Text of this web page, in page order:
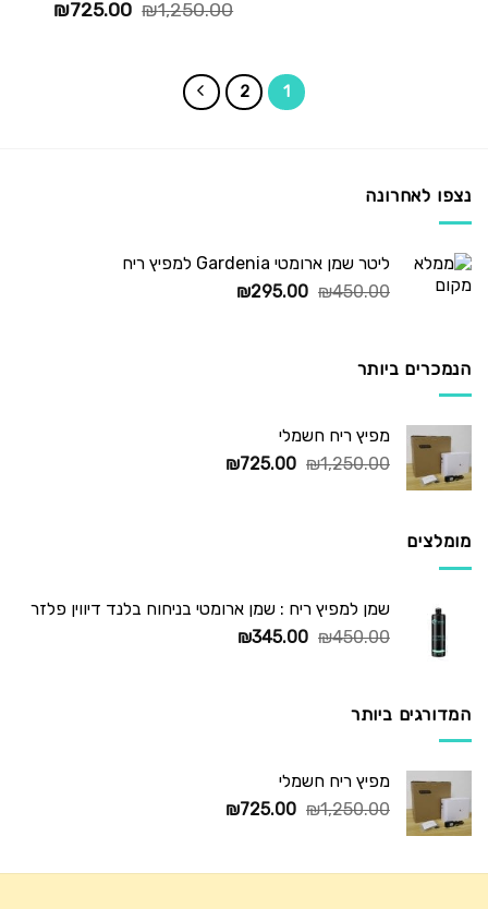
₪1,250.00
המחיר
₪725.00
1
2
נצפו לאחרונה
ליטר שמן ארומטי Gardenia למפיץ ריח
₪450.00
המחיר
₪295.00
המחיר
הנמכרים ביותר
מפיץ ריח חשמלי
₪1,250.00
המחיר
₪725.00
המחיר
מומלצים
שמן למפיץ ריח : שמן ארומטי בניחוח בלנד דיווין פלזר
₪450.00
המחיר
₪345.00
המחיר
המדורגים ביותר
מפיץ ריח חשמלי
₪1,250.00
המחיר
₪1,250.00.
₪725.00
המחיר
₪725.00.